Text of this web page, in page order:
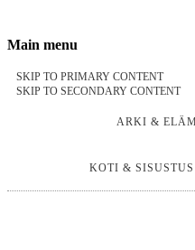
Notes on a life
Stella Harasek &
Main menu
SKIP TO PRIMARY CONTENT
SKIP TO SECONDARY CONTENT
ARKI &
KOTI & SISUSTUS